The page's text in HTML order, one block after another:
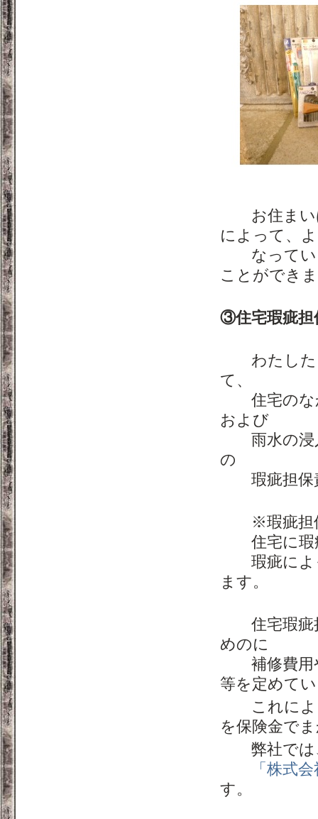
お住まい
によって、
なってい
ことができ
③住宅瑕疵担
わたしたち
て、
住宅のなか
および
雨水の浸入
の
瑕疵担保
※瑕疵担
住宅に瑕疵
瑕疵によ
ます。
住宅瑕疵担
めのに
補修費用や
等を定めて
これにより
を保険金で
弊社では、
「株式
す。